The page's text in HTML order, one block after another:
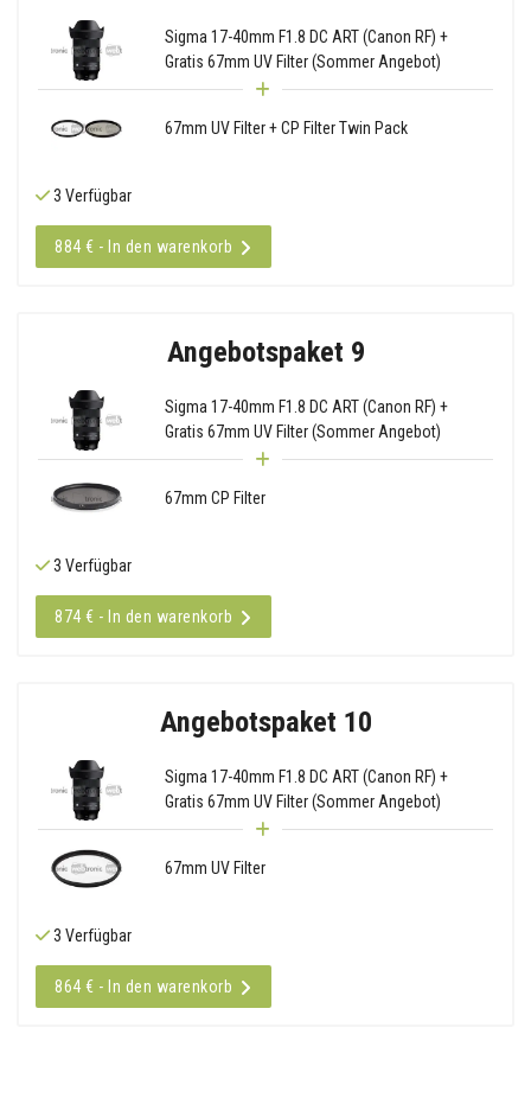
Sigma 17-40mm F1.8 DC ART (Canon RF) +
Gratis 67mm UV Filter (Sommer Angebot)
67mm UV Filter + CP Filter Twin Pack
3 Verfügbar
884 € - In den warenkorb
Angebotspaket 9
Sigma 17-40mm F1.8 DC ART (Canon RF) +
Gratis 67mm UV Filter (Sommer Angebot)
67mm CP Filter
3 Verfügbar
874 € - In den warenkorb
Angebotspaket 10
Sigma 17-40mm F1.8 DC ART (Canon RF) +
Gratis 67mm UV Filter (Sommer Angebot)
67mm UV Filter
3 Verfügbar
864 € - In den warenkorb